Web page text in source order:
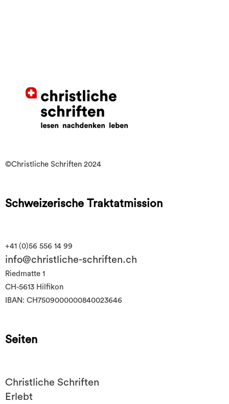
©Christliche Schriften 2024
Schweizerische Traktatmission
+41 (0)56 556 14 99
info@christliche-schriften.ch
Riedmatte 1
CH-5613 Hilfikon
IBAN: CH7509000000840023646
Seiten
Christliche Schriften
Erlebt